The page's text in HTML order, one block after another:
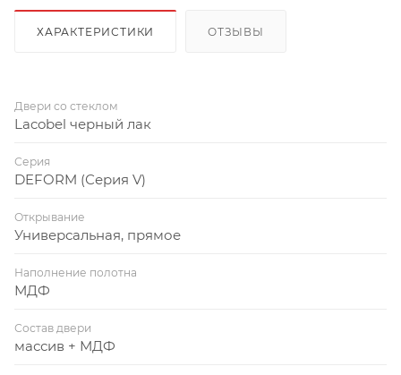
ХАРАКТЕРИСТИКИ ОТЗЫВЫ
Двери со стеклом
Lacobel черный лак
Серия
DEFORM (Серия V)
Открывание
Универсальная, прямое
Наполнение полотна
МДФ
Состав двери
массив + МДФ